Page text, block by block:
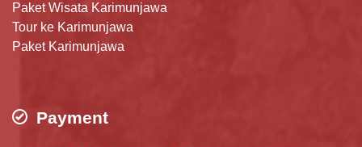
Paket Wisata Karimunjawa
Tour ke Karimunjawa
Paket Karimunjawa
Payment